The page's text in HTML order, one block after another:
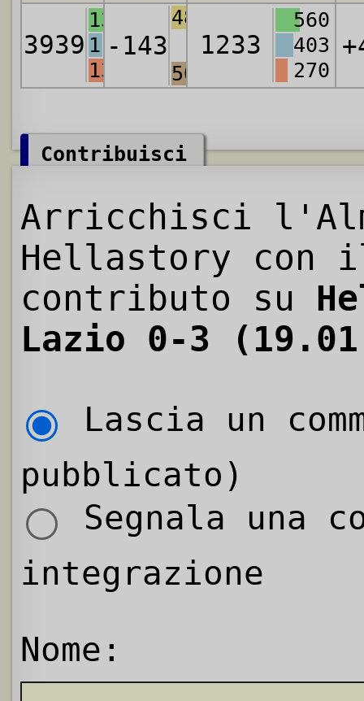
3939
1374
1166
1399
-143
4885
5028
1233
560
403
270
Contribuisci
Arricchisci
Hellastory con
contributo su
Lazio 0-3
Lascia un
pubblicato)
Segnala una
integrazione
Nome: